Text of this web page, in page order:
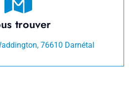
trouver
76610 Darnétal